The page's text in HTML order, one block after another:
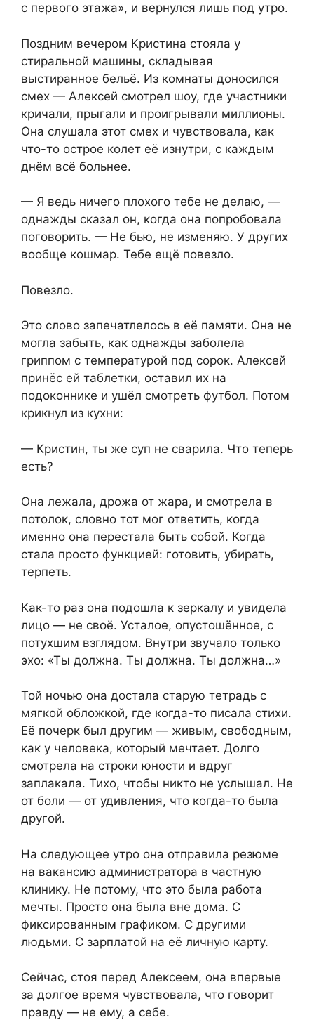
с первого этажа», и вернулся лишь под утро.
Поздним вечером Кристина стояла у
стиральной машины, складывая
выстиранное бельё. Из комнаты доносился
смех — Алексей смотрел шоу, где участники
кричали, прыгали и проигрывали миллионы.
Она слушала этот смех и чувствовала, как
что-то острое колет её изнутри, с каждым
днём всё больнее.
— Я ведь ничего плохого тебе не делаю, —
однажды сказал он, когда она попробовала
поговорить. — Не бью, не изменяю. У других
вообще кошмар. Тебе ещё повезло.
Повезло.
Это слово запечатлелось в её памяти. Она не
могла забыть, как однажды заболела
гриппом с температурой под сорок. Алексей
принёс ей таблетки, оставил их на
подоконнике и ушёл смотреть футбол. Потом
крикнул из кухни:
— Кристин, ты же суп не сварила. Что теперь
есть?
Она лежала, дрожа от жара, и смотрела в
потолок, словно тот мог ответить, когда
именно она перестала быть собой. Когда
стала просто функцией: готовить, убирать,
терпеть.
Как-то раз она подошла к зеркалу и увидела
лицо — не своё. Усталое, опустошённое, с
потухшим взглядом. Внутри звучало только
эхо: «Ты должна. Ты должна. Ты должна…»
Той ночью она достала старую тетрадь с
мягкой обложкой, где когда-то писала стихи.
Её почерк был другим — живым, свободным,
как у человека, который мечтает. Долго
смотрела на строки юности и вдруг
заплакала. Тихо, чтобы никто не услышал. Не
от боли — от удивления, что когда-то была
другой.
На следующее утро она отправила резюме
на вакансию администратора в частную
клинику. Не потому, что это была работа
мечты. Просто она была вне дома. С
фиксированным графиком. С другими
людьми. С зарплатой на её личную карту.
Сейчас, стоя перед Алексеем, она впервые
за долгое время чувствовала, что говорит
правду — не ему, а себе.